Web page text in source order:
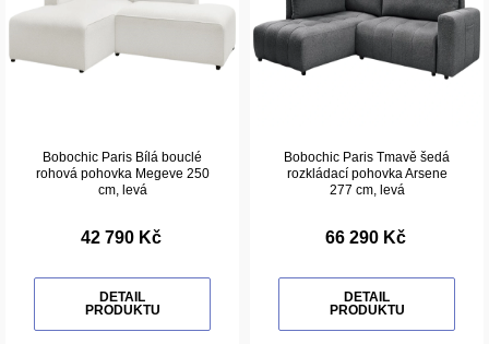
Bobochic Paris Bílá bouclé
rohová pohovka Megeve 250
cm, levá
42 790 Kč
DETAIL
PRODUKTU
Bobochic Paris Tmavě šedá
rozkládací pohovka Arsene
277 cm, levá
66 290 Kč
DETAIL
PRODUKTU